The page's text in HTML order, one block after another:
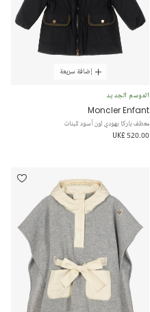
إضافة سريعة
الموسم الجديد
Moncler Enfant
معطف باركا بهودي لون أسود للبنات
UK£ 520.00